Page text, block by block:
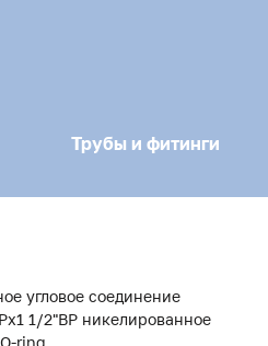
Трубы и фитинги